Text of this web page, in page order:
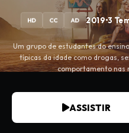
HD CC AD 2019•3
Um grupo de estudantes do
típicas da idade como drogas,
comportamento nas
ASSISTIR